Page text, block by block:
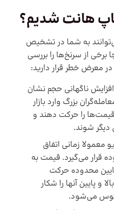
هانت شدیم؟
به شما در تشخیص
برخی از سرنخ‌ها را بررسی
معرض خطر قرار دارید:
افزایش ناگهانی حجم نشان
بزرگ وارد بازار
قیمت‌ها را حرکت دهند و
دیگر شوند.
معمولا زمانی اتفاق
قرار می‌گیرد. قیمت به
محدوده حرکت
و پایین آنها را شکار
می‌شود.